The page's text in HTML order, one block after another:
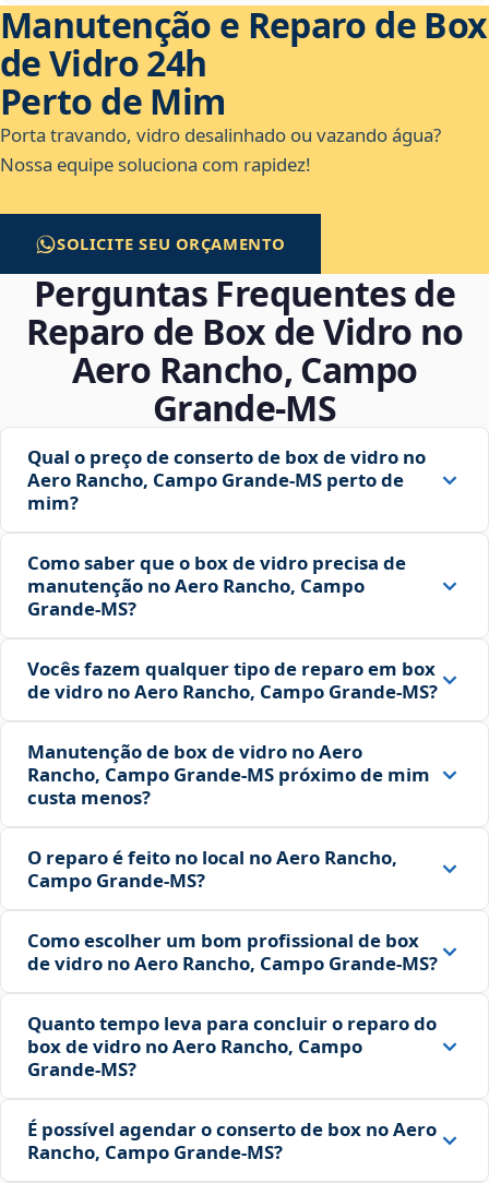
Manutenção e Reparo de Box
de Vidro 24h
Perto de Mim
Porta travando, vidro desalinhado ou vazando água?
Nossa equipe soluciona com rapidez!
SOLICITE SEU ORÇAMENTO
Perguntas Frequentes de
Reparo de Box de Vidro no
Aero Rancho, Campo
Grande‑MS
Qual o preço de conserto de box de vidro no
Aero Rancho, Campo Grande‑MS perto de
mim?
Como saber que o box de vidro precisa de
manutenção no Aero Rancho, Campo
Grande‑MS?
Vocês fazem qualquer tipo de reparo em box
de vidro no Aero Rancho, Campo Grande‑MS?
Manutenção de box de vidro no Aero
Rancho, Campo Grande‑MS próximo de mim
custa menos?
O reparo é feito no local no Aero Rancho,
Campo Grande‑MS?
Como escolher um bom profissional de box
de vidro no Aero Rancho, Campo Grande‑MS?
Quanto tempo leva para concluir o reparo do
box de vidro no Aero Rancho, Campo
Grande‑MS?
É possível agendar o conserto de box no Aero
Rancho, Campo Grande‑MS?